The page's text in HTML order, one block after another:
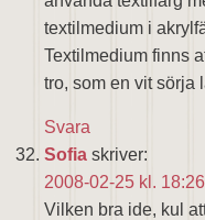
textilmedium i
Textilmedium finns
tro, som en vit sörja
Svara
Sofia skriver:
2008-02-25 kl. 18:26
Vilken bra ide, kul